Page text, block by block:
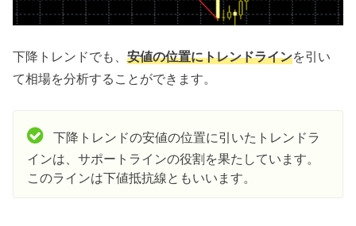
下降トレンドでも、安値の位置にトレンドラインを引い
て相場を分析することができます。
下降トレンドの安値の位置に引いたトレンドラ
インは、サポートラインの役割を果たしています。
このラインは下値抵抗線ともいいます。